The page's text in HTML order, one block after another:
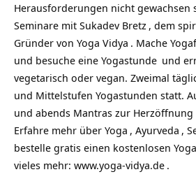
Herausforderungen nicht gewachsen
Seminare mit Sukadev Bretz , dem
Gründer von Yoga Vidya . Mache
und besuche eine Yogastunde und
vegetarisch oder vegan. Zweimal
und Mittelstufen Yogastunden statt.
und abends Mantras zur Herzöffnung
Erfahre mehr über Yoga , Ayurveda ,
bestelle gratis einen kostenlosen
vieles mehr: www.yoga-vidya.de .